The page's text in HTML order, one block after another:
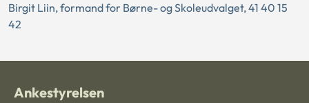
Birgit Liin, formand for Børne- og Skoleudvalget, 41 40 15
42
Ankestyrelsen